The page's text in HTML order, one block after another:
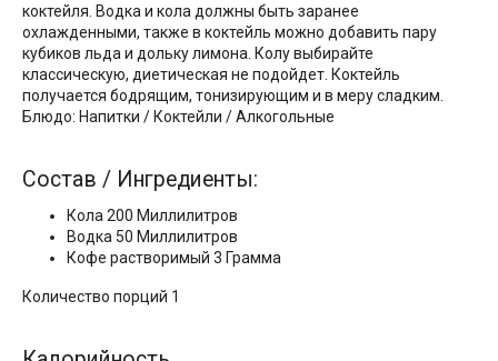
коктейля. Водка и кола должны быть заранее
охлажденными, также в коктейль можно добавить пару
кубиков льда и дольку лимона. Колу выбирайте
классическую, диетическая не подойдет. Коктейль
получается бодрящим, тонизирующим и в меру сладким.
Блюдо: Напитки / Коктейли / Алкогольные
Состав / Ингредиенты:
Кола 200 Миллилитров
Водка 50 Миллилитров
Кофе растворимый 3 Грамма
Количество порций 1